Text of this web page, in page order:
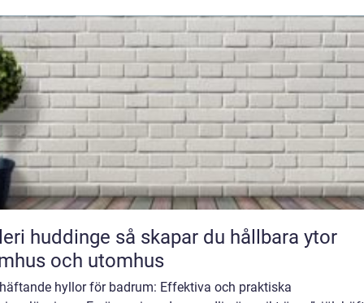
så skapar du hållbara ytor
och utomhus
hyllor för badrum: Effektiva och praktiska